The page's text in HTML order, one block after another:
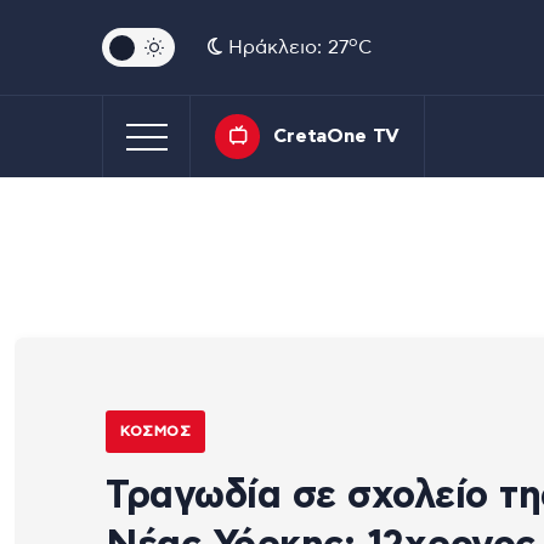
Ηράκλειο: 27oC
CretaOne TV
ΚΌΣΜΟΣ
Τραγωδία σε σχολείο